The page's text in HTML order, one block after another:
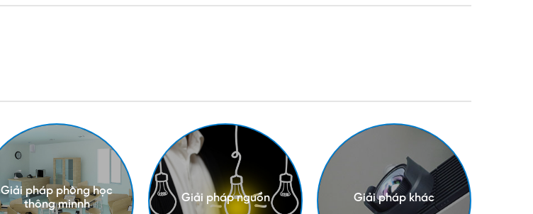
Giải pháp phòng học
thông minnh
Giải pháp nguồn Giải pháp khác